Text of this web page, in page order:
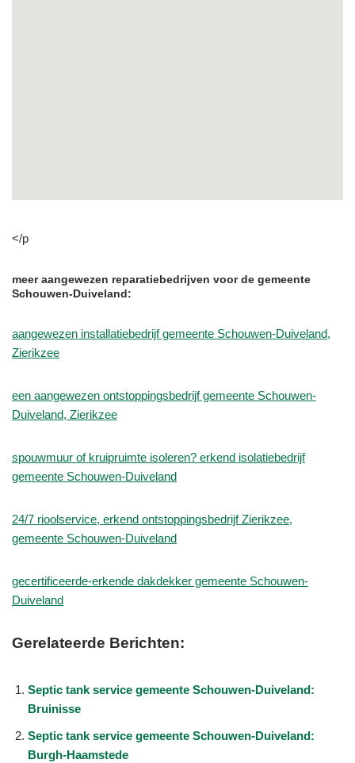
</p
meer aangewezen reparatiebedrijven voor de gemeente
Schouwen-Duiveland:
aangewezen installatiebedrijf gemeente Schouwen-Duiveland,
Zierikzee
een aangewezen ontstoppingsbedrijf gemeente Schouwen-
Duiveland, Zierikzee
spouwmuur of kruipruimte isoleren? erkend isolatiebedrijf
gemeente Schouwen-Duiveland
24/7 rioolservice, erkend ontstoppingsbedrijf Zierikzee,
gemeente Schouwen-Duiveland
gecertificeerde-erkende dakdekker gemeente Schouwen-
Duiveland
Gerelateerde Berichten:
Septic tank service gemeente Schouwen-Duiveland:
Bruinisse
Septic tank service gemeente Schouwen-Duiveland:
Burgh-Haamstede